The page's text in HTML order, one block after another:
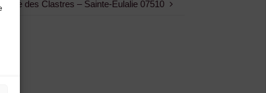
Ferme des Clastres – Sainte-Eulalie 07510